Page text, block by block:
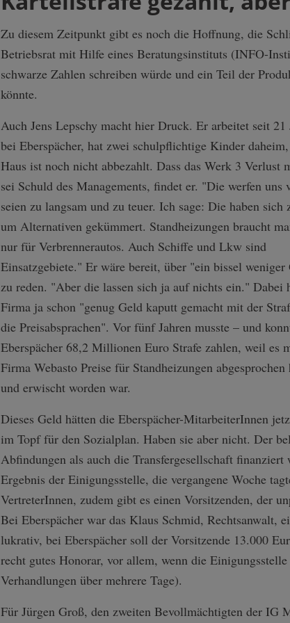
Zu diesem Zeitpunkt gibt es noch die Hoffnung, die
Betriebsrat mit Hilfe eines Beratungsinstituts (INFO-
schwarze Zahlen schreiben würde und ein Teil der
könnte.
Auch Jens Lepschy macht hier Druck. Er arbeitet seit 21
bei Eberspächer, hat zwei schulpflichtige Kinder daheim,
Haus ist noch nicht abbezahlt. Dass das Werk 3 Verlust
sei Schuld des Managements, findet er. "Die werfen uns
seien zu langsam und zu teuer. Ich sage: Die haben sich
um Alternativen gekümmert. Standheizungen braucht
nur für Verbrennerautos. Auch Schiffe und Lkw sind
Einsatzgebiete." Er wäre bereit, über "ein bissel weniger
zu reden. "Aber die lassen sich ja auf nichts ein." Dabei
Firma ja schon "genug Geld kaputt gemacht mit der
die Preisabsprachen". Vor fünf Jahren musste – und
Eberspächer 68,2 Millionen Euro Strafe zahlen, weil es
Firma Webasto Preise für Standheizungen abgesprochen
und erwischt worden war.
Dieses Geld hätten die Eberspächer-MitarbeiterInnen
im Topf für den Sozialplan. Haben sie aber nicht. Der
Abfindungen als auch die Transfergesellschaft
Ergebnis der Einigungsstelle, die vergangene Woche
VertreterInnen, zudem gibt es einen Vorsitzenden, der
Bei Eberspächer war das Klaus Schmid, Rechtsanwalt,
lukrativ, bei Eberspächer soll der Vorsitzende 13.000
recht gutes Honorar, vor allem, wenn die
Verhandlungen über mehrere Tage).
Für Jürgen Groß, den zweiten Bevollmächtigten der IG